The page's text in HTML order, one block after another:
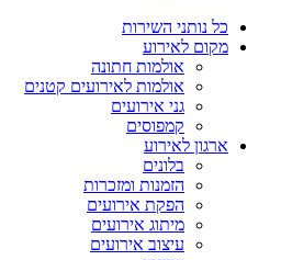
כל נותני השירות
מקום לאירוע
אולמות חתונה
אולמות לאירועים קטנים
גני אירועים
קמפוסים
ארגון לאירוע
בלונים
הזמנות ומזכרות
הפקת אירועים
מיתוג אירועים
עיצוב אירועים